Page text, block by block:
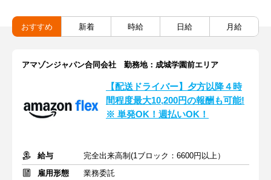
おすすめ 新着 時給 日給 月給
アマゾンジャパン合同会社 勤務地：成城学園前エリア
【配送ドライバー】夕方以降４時
間程度最大10,200円の報酬も可能!
※ 単発OK！週払いOK！
給与
完全出来高制(1ブロック：6600円以上）
雇用形態
業務委託